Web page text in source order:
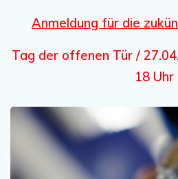
Anmeldung für die
Tag der offenen Tür /
18 Uhr